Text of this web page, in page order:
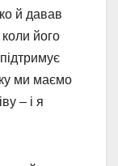
й давав
його
ми маємо
– і я